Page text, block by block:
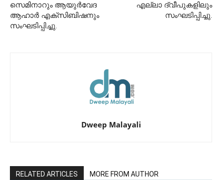
സെമിനാറും ആയുർവേദ
ആഹാർ എക്സിബിഷനും
സംഘടിപ്പിച്ചു.
എല്ലാ ദ്വീപുകളിലും
സംഘടിപ്പിച്ചു.
Dweep Malayali
RELATED ARTICLES MORE FROM AUTHOR